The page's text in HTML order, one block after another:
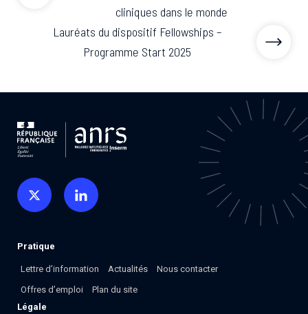
cliniques dans le monde
Lauréats du dispositif Fellowships –
Programme Start 2025
Pratique
Lettre d’information Actualités
Nous contacter
Offres d’emploi
Plan du site
Légale